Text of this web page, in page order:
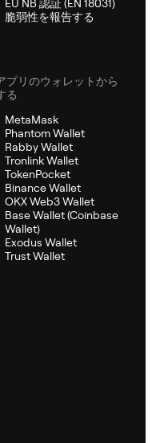
EU NB 認証 (EN 18031)
脆弱性を報告する
プリのウォレットから
る
MetaMask
Phantom Wallet
Rabby Wallet
Tronlink Wallet
TokenPocket
Binance Wallet
OKX Web3 Wallet
Base Wallet (Coinbase
Wallet)
Exodus Wallet
Trust Wallet